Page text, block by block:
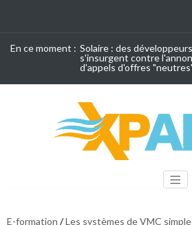
En ce moment : Solaire : des développeurs
s'insurgent contre
d'appels d'offres
E-formation /Les systèmes de VMC